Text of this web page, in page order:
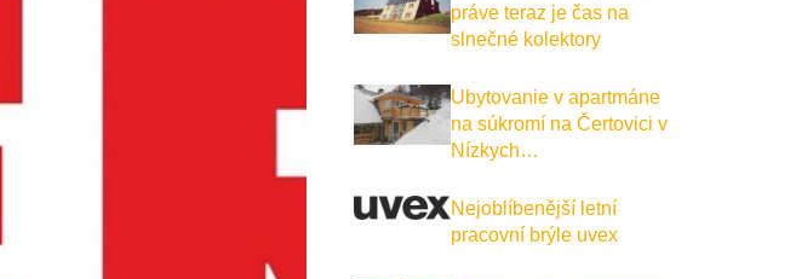
práve teraz je čas na
slnečné kolektory
Ubytovanie v apartmáne
na súkromí na Čertovici v
Nízkych…
Nejoblíbenější letní
pracovní brýle uvex